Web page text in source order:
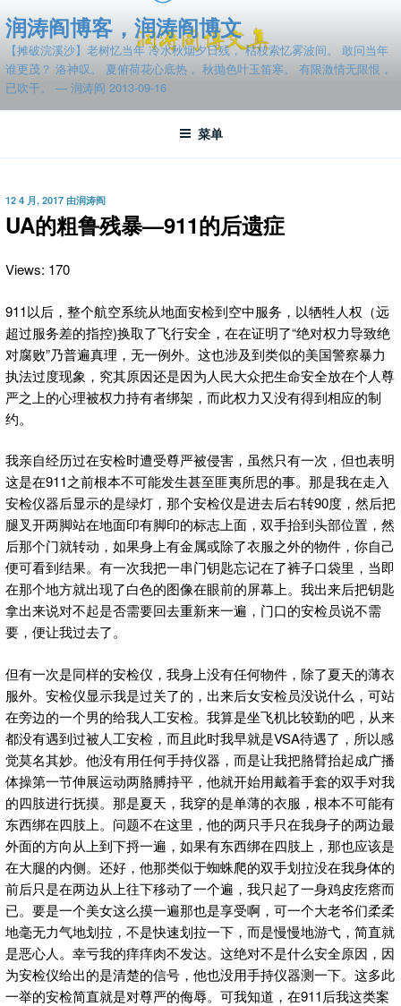
至
容
润涛阎博客，润涛阎博文
【摊破浣溪沙】老树忆当年 冷水秋烟夕日残， 枯枝索忆雾波间。 敢问当年
谁更茂？ 洛神叹。 夏俯荷花心底热， 秋抛色叶玉笛寒。 有限激情无限恨，
已吹干。 — 润涛阎 2013-09-16
菜单
发
布
于
12 4 月, 2017 由润涛阎
UA的粗鲁残暴—911的后遗症
Views: 170
911以后，整个航空系统从地面安检到空中服务，以牺牲人权（远
超过服务差的指控)换取了飞行安全，在在证明了“绝对权力导致绝
对腐败”乃普遍真理，无一例外。这也涉及到类似的美国警察暴力
执法过度现象，究其原因还是因为人民大众把生命安全放在个人尊
严之上的心理被权力持有者绑架，而此权力又没有得到相应的制
约。
我亲自经历过在安检时遭受尊严被侵害，虽然只有一次，但也表明
这是在911之前根本不可能发生甚至匪夷所思的事。那是我在走入
安检仪器后显示的是绿灯，那个安检仪是进去后右转90度，然后把
腿叉开两脚站在地面印有脚印的标志上面，双手抬到头部位置，然
后那个门就转动，如果身上有金属或除了衣服之外的物件，你自己
便可看到结果。有一次我把一串门钥匙忘记在了裤子口袋里，当即
在那个地方就出现了白色的图像在眼前的屏幕上。我出来后把钥匙
拿出来说对不起是否需要回去重新来一遍，门口的安检员说不需
要，便让我过去了。
但有一次是同样的安检仪，我身上没有任何物件，除了夏天的薄衣
服外。安检仪显示我是过关了的，出来后女安检员没说什么，可站
在旁边的一个男的给我人工安检。我算是坐飞机比较勤的吧，从来
都没有遇到过被人工安检，而且此时我早就是VSA待遇了，所以感
觉莫名其妙。他没有用任何手持仪器，而是让我把胳臂抬起成广播
体操第一节伸展运动两胳膊持平，他就开始用戴着手套的双手对我
的四肢进行抚摸。那是夏天，我穿的是单薄的衣服，根本不可能有
东西绑在四肢上。问题不在这里，他的两只手只在我身子的两边最
外面的方向从上到下捋一遍，如果有东西绑在四肢上，那也应该是
在大腿的内侧。还好，他那类似于蜘蛛爬的双手划拉没在我身体的
前后只是在两边从上往下移动了一个遍，我只起了一身鸡皮疙瘩而
已。要是一个美女这么摸一遍那也是享受啊，可一个大老爷们柔柔
地毫无力气地划拉，不是快速划拉一下，而是慢慢地游弋，简直就
是恶心人。幸亏我的痒痒肉不发达。这绝对不是什么安全原因，因
为安检仪给出的是清楚的信号，他也没用手持仪器测一下。这多此
一举的安检简直就是对尊严的侮辱。可我知道，在911后我这类案